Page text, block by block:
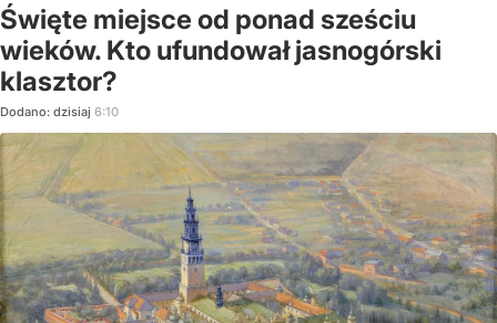
Święte miejsce od ponad sześciu
wieków. Kto ufundował jasnogórski
klasztor?
Dodano: dzisiaj 6:10